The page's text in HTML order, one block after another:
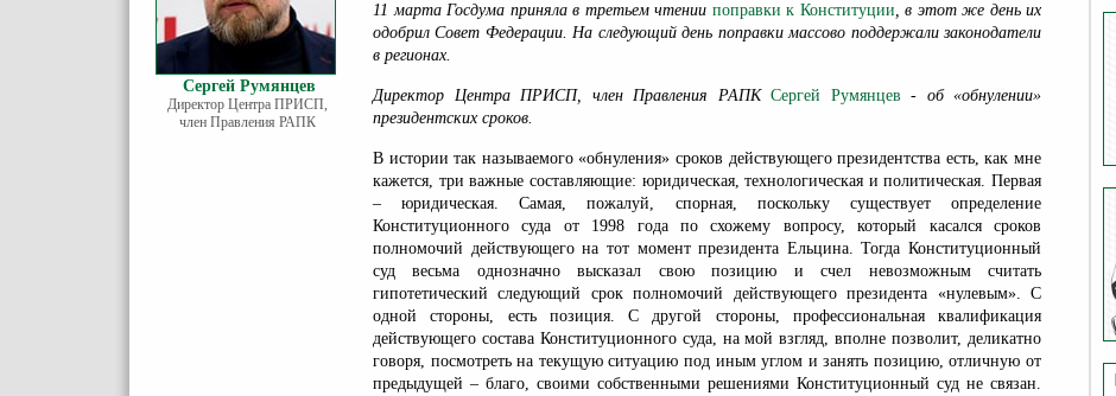
Сергей Румянцев
Директор Центра ПРИСП,
член Правления РАПК
11 марта Госдума приняла в третьем чтении поправки к Конституции, в этот же день их
одобрил Совет Федерации. На следующий день поправки массово поддержали законодатели
в регионах.
Директор Центра ПРИСП, член Правления РАПК Сергей Румянцев - об «обнулении»
президентских сроков.
В истории так называемого «обнуления» сроков действующего президентства есть, как мне
кажется, три важные составляющие: юридическая, технологическая и политическая. Первая
– юридическая. Самая, пожалуй, спорная, поскольку существует определение
Конституционного суда от 1998 года по схожему вопросу, который касался сроков
полномочий действующего на тот момент президента Ельцина. Тогда Конституционный
суд весьма однозначно высказал свою позицию и счел невозможным считать
гипотетический следующий срок полномочий действующего президента «нулевым». С
одной стороны, есть позиция. С другой стороны, профессиональная квалификация
действующего состава Конституционного суда, на мой взгляд, вполне позволит, деликатно
говоря, посмотреть на текущую ситуацию под иным углом и занять позицию, отличную от
предыдущей – благо, своими собственными решениями Конституционный суд не связан.